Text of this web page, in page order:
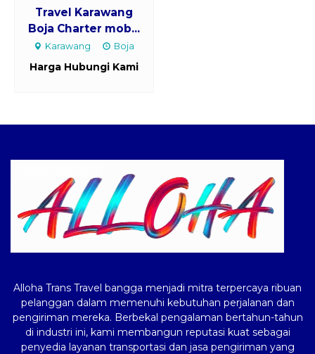
Travel Karawang
Boja Charter mob...
Karawang Boja
Harga Hubungi Kami
Alloha Trans Travel bangga menjadi mitra terpercaya ribuan
pelanggan dalam memenuhi kebutuhan perjalanan dan
pengiriman mereka. Berbekal pengalaman bertahun-tahun
di industri ini, kami membangun reputasi kuat sebagai
penyedia layanan transportasi dan jasa pengiriman yang